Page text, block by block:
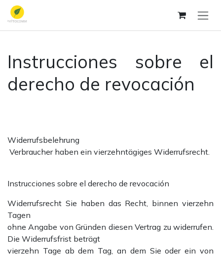
Ir al contenido
Instrucciones sobre el
derecho de revocación
Widerrufsbelehrung
Verbraucher haben ein vierzehntägiges Widerrufsrecht.
Instrucciones sobre el derecho de revocación
Widerrufsrecht Sie haben das Recht, binnen vierzehn
Tagen
ohne Angabe von Gründen diesen Vertrag zu widerrufen.
Die Widerrufsfrist beträgt
vierzehn Tage ab dem Tag, an dem Sie oder ein von